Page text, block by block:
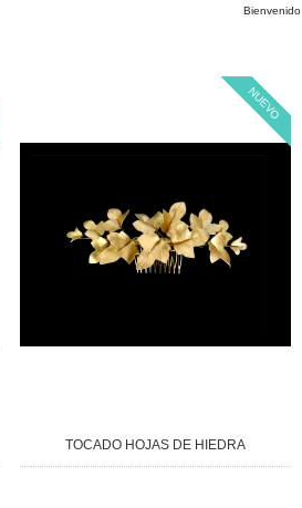
Bienvenido
NUEVO
TOCADO HOJAS DE HIEDRA